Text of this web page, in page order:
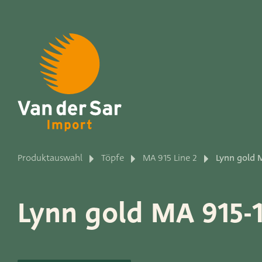
Über Van der Sar
Unsere Marken
Produktauswahl Töpfe MA 915 Line 2
Lynn gold
Lynn gold MA 915-1